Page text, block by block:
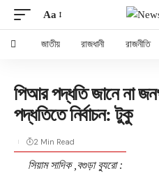
Aa
জাতীয় রাজধানী রাজনীতি
পিআর পদ্ধতি জানে না
পদ্ধতিতে নির্বাচন: টুকু
সিয়াম সাদিক ,বগুড়া ব্যুরো :
2 Min Read